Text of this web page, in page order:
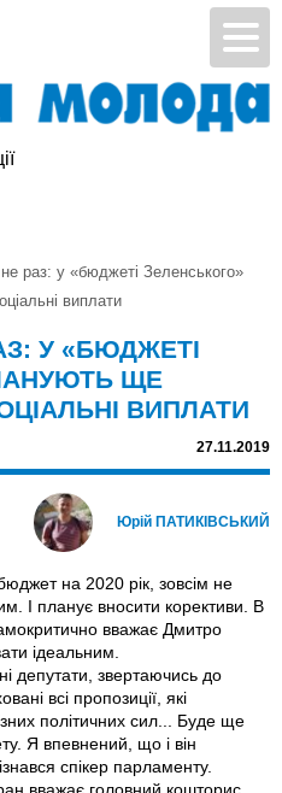
раз: у «бюджеті Зеленського»
виплати
У «БЮДЖЕТІ
ЩЕ
ВИПЛАТИ
27.11.2019
Юрій ПАТИКІВСЬКИЙ
на 2020 рік, зовсім не
І планує вносити корективи. В
вважає Дмитро
ідеальним.
депутати, звертаючись до
всі пропозиції, які
політичних сил... Буде ще
Я впевнений, що і він
спікер парламенту.